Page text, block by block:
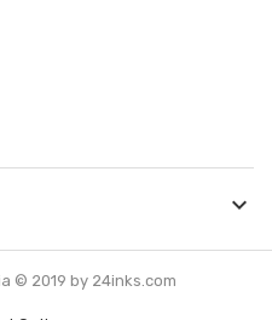

© 2019 by 24inks.com